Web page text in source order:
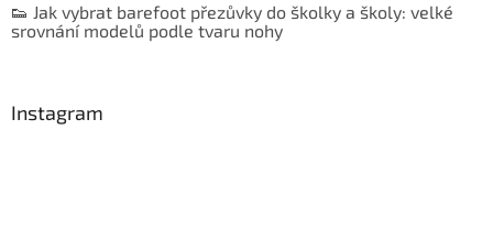
👟 Jak vybrat barefoot přezůvky do školky a školy: velké
srovnání modelů podle tvaru nohy
Instagram